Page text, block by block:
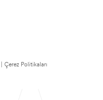
Çerez Politikaları